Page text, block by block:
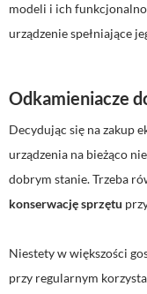
modeli i ich
urządzenie spełniające
Odkamieniacze
Decydując się na zakup
urządzenia na bieżąco
dobrym stanie. Trzeba
konserwację sprzętu
Niestety w większości
przy regularnym